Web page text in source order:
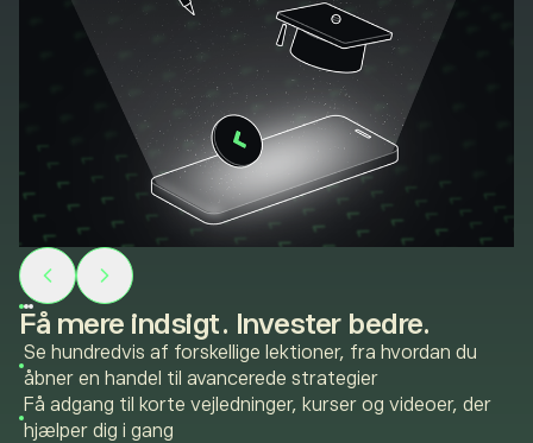
Få mere indsigt. Invester bedre.
Se hundredvis af forskellige lektioner, fra hvordan du
åbner en handel til avancerede strategier
Få adgang til korte vejledninger, kurser og videoer, der
hjælper dig i gang